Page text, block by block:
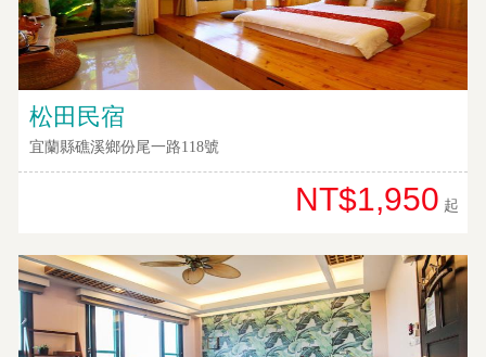
松田民宿
宜蘭縣礁溪鄉份尾一路118號
NT$1,950 起